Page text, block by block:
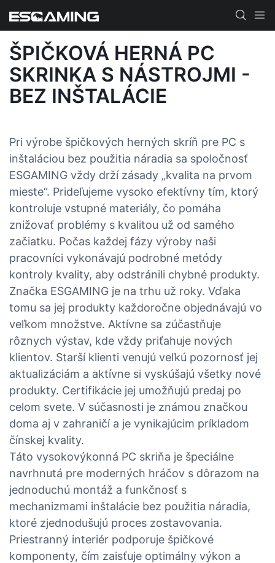
ŠPIČKOVÁ HERNÁ PC
SKRINKA S NÁSTROJMI -
BEZ INŠTALÁCIE
Pri výrobe špičkových herných skríň pre PC s
inštaláciou bez použitia náradia sa spoločnosť
ESGAMING vždy drží zásady „kvalita na prvom
mieste“. Prideľujeme vysoko efektívny tím, ktorý
kontroluje vstupné materiály, čo pomáha
znižovať problémy s kvalitou už od samého
začiatku. Počas každej fázy výroby naši
pracovníci vykonávajú podrobné metódy
kontroly kvality, aby odstránili chybné produkty.
Značka ESGAMING je na trhu už roky. Vďaka
tomu sa jej produkty každoročne objednávajú vo
veľkom množstve. Aktívne sa zúčastňuje
rôznych výstav, kde vždy priťahuje nových
klientov. Starší klienti venujú veľkú pozornosť jej
aktualizáciám a aktívne si vyskúšajú všetky nové
produkty. Certifikácie jej umožňujú predaj po
celom svete. V súčasnosti je známou značkou
doma aj v zahraničí a je vynikajúcim príkladom
čínskej kvality.
Táto vysokovýkonná PC skriňa je špeciálne
navrhnutá pre moderných hráčov s dôrazom na
jednoduchú montáž a funkčnosť s
mechanizmami inštalácie bez použitia náradia,
ktoré zjednodušujú proces zostavovania.
Priestranný interiér podporuje špičkové
komponenty, čím zaisťuje optimálny výkon a